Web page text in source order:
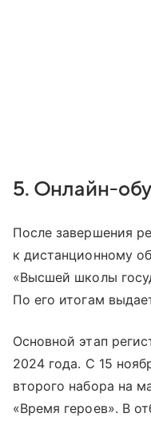
5. Онлайн-
После завершения
к дистанционному
«Высшей школы
По его итогам
Основной этап
2024 года. С 15
второго набора на
«Время героев». В